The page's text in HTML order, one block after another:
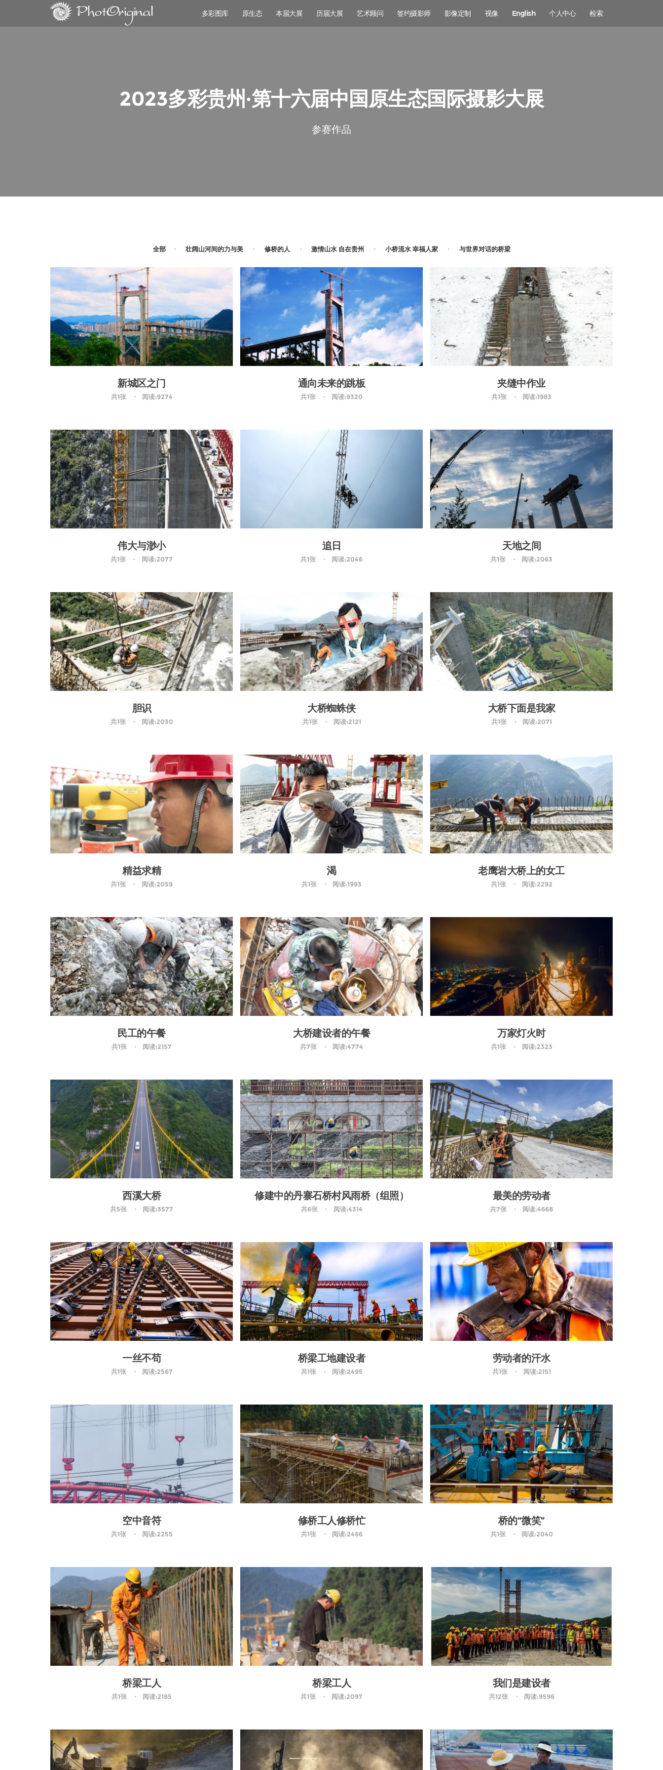
多彩图库 原生态 本届大展 历届大展 艺术顾问 签约摄影师 影像定制 视像 English 个人中心 检索
2023多彩贵州·第十六届中国原生态国际摄影大展
参赛作品
全部 壮阔山河间的力与美 修桥的人 激情山水 自在贵州 小桥流水 幸福人家 与世界对话的桥梁
新城区之门
共1张 阅读:9274
通向未来的跳板
共1张 阅读:9320
夹缝中作业
共1张 阅读:1983
伟大与渺小
共1张 阅读:2077
追日
共1张 阅读:2046
天地之间
共1张 阅读:2063
胆识
共1张 阅读:2030
大桥蜘蛛侠
共1张 阅读:2121
大桥下面是我家
共1张 阅读:2071
精益求精
共1张 阅读:2059
渴
共1张 阅读:1993
老鹰岩大桥上的女工
共1张 阅读:2292
民工的午餐
共1张 阅读:2157
大桥建设者的午餐
共7张 阅读:4774
万家灯火时
共1张 阅读:2323
西溪大桥
共5张 阅读:3577
修建中的丹寨石桥村风雨桥（组照）
共6张 阅读:4314
最美的劳动者
共7张 阅读:4668
一丝不苟
共1张 阅读:2567
桥梁工地建设者
共1张 阅读:2495
劳动者的汗水
共1张 阅读:2151
空中音符
共1张 阅读:2255
修桥工人修桥忙
共1张 阅读:2466
桥的“微笑”
共1张 阅读:2040
桥梁工人
共1张 阅读:2185
桥梁工人
共1张 阅读:2097
我们是建设者
共12张 阅读:9596